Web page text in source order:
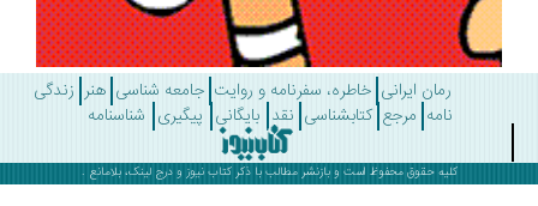
رمان ایرانی خاطره، سفرنامه و روایت جامعه شناسی هنر زندگی
مرجع کتابشناسی نقد بایگانی پیگیری شناسنامه
کلیه حقوق محفوظ است و بازنشر مطالب با ذکرکتاب نیوزو درج لینک، بلامانع .